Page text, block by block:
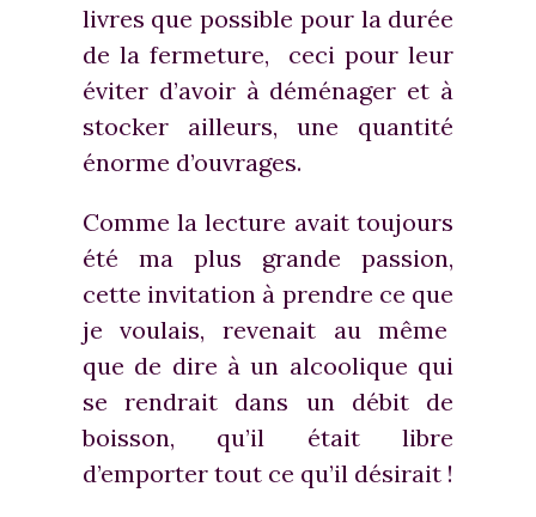
livres que possible pour la durée
de la fermeture, ceci pour leur
éviter d’avoir à déménager et à
stocker ailleurs, une quantité
énorme d’ouvrages.
Comme la lecture avait toujours
été ma plus grande passion,
cette invitation à prendre ce que
je voulais, revenait au même
que de dire à un alcoolique qui
se rendrait dans un débit de
boisson, qu’il était libre
d’emporter tout ce qu’il désirait !